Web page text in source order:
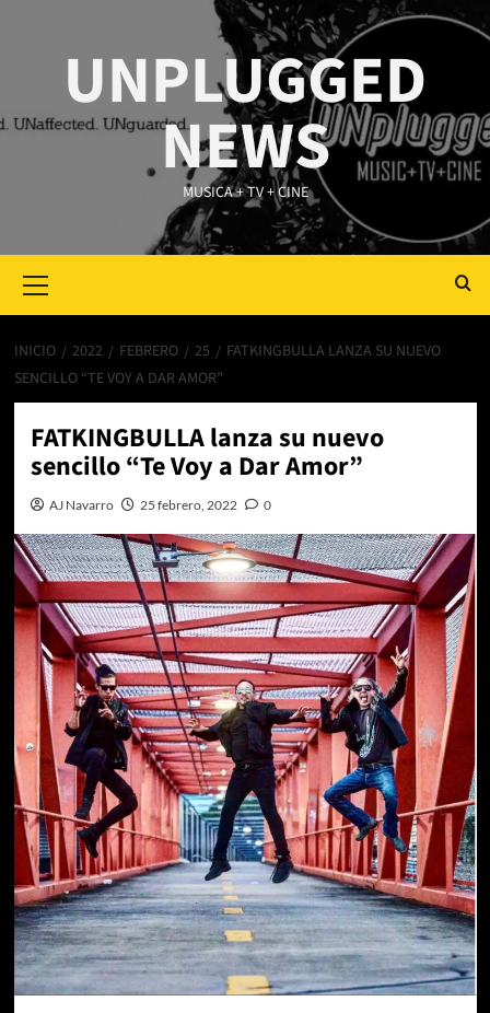
UNPLUGGED
NEWS
MUSICA + TV + CINE
Menu
INICIO 2022 FEBRERO 25
FATKINGBULLA LANZA SU NUEVO
SENCILLO “TE VOY A DAR AMOR”
FATKINGBULLA lanza su nuevo
sencillo “Te Voy a Dar Amor”
AJ Navarro 25 febrero, 2022 0